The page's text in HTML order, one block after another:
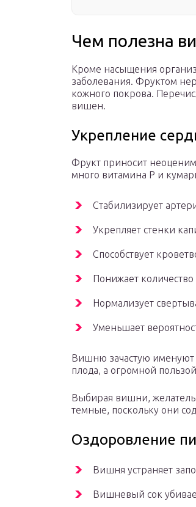
Чем полезна
Кроме насыщения
заболевания. Фруктом
кожного покрова.
вишен.
Укрепление
Фрукт приносит
много витамина P и
Стабилизирует
Укрепляет стенки
Способствует
Понижает
Нормализует
Уменьшает
Вишню зачастую именуют
плода, а огромной
Выбирая вишни,
темные, поскольку они
Оздоровление
Вишня устраняет
Вишневый сок